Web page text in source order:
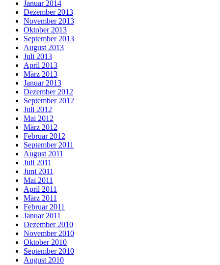
Januar 2014
Dezember 2013
November 2013
Oktober 2013
September 2013
August 2013
Juli 2013
April 2013
März 2013
Januar 2013
Dezember 2012
September 2012
Juli 2012
Mai 2012
März 2012
Februar 2012
September 2011
August 2011
Juli 2011
Juni 2011
Mai 2011
April 2011
März 2011
Februar 2011
Januar 2011
Dezember 2010
November 2010
Oktober 2010
September 2010
August 2010